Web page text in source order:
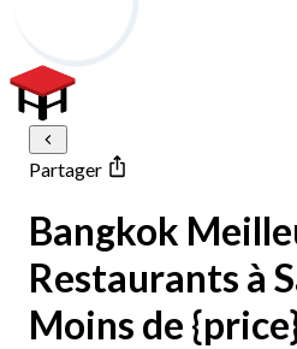
Partager
Bangkok
Restaurants à
Moins de